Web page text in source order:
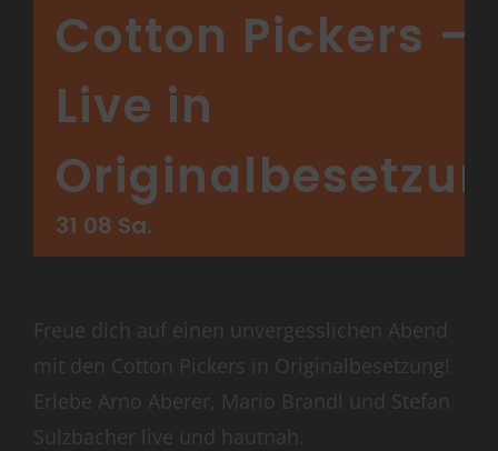
Cotton Pickers –
Live in
31 08 Sa.
Freue dich auf einen unvergesslichen Abend
mit den Cotton Pickers in Originalbesetzung!
Erlebe Arno Aberer, Mario Brandl und Stefan
Sulzbacher live und hautnah.